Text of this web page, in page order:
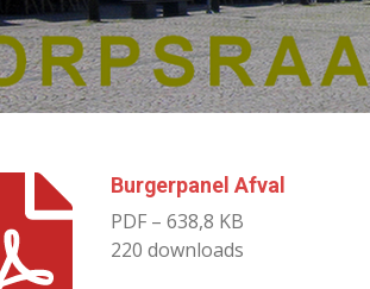
Burgerpanel Afval
PDF – 638,8 KB
220 downloads